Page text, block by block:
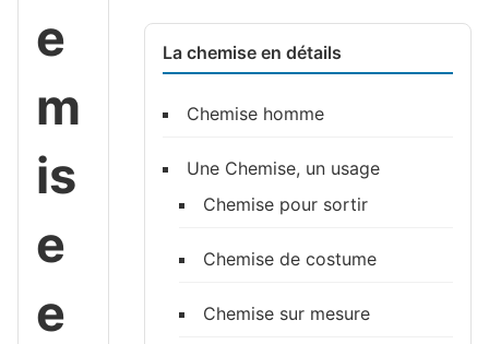
e
m
is
e
e
La chemise en détails
Chemise homme
Une Chemise, un usage
Chemise pour sortir
Chemise de costume
Chemise sur mesure